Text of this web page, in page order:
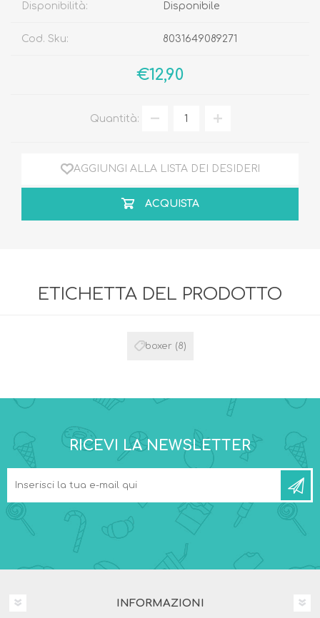
Disponibilità: Disponibile
Cod. Sku: 8031649089271
€12,90
Quantità:
AGGIUNGI ALLA LISTA DEI DESIDERI
ACQUISTA
ETICHETTA DEL PRODOTTO
boxer (8)
RICEVI LA NEWSLETTER
INFORMAZIONI